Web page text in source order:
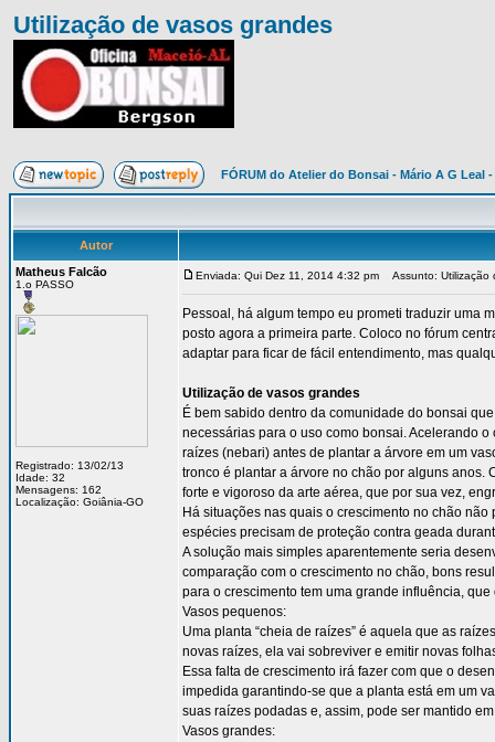
Utilização de vasos grandes
FÓRUM do Atelier do Bonsai - Mário A G Leal
Autor
Matheus Falcão
1.o PASSO
Registrado: 13/02/13
Idade: 32
Mensagens: 162
Localização: Goiânia-GO
Enviada: Qui Dez 11, 2014 4:32 pm Assunto: Utilização
Pessoal, há algum tempo eu prometi traduzir uma
posto agora a primeira parte. Coloco no fórum
adaptar para ficar de fácil entendimento, mas
Utilização de vasos grandes
É bem sabido dentro da comunidade do bonsai
necessárias para o uso como bonsai. Acelerando
raízes (nebari) antes de plantar a árvore em um
tronco é plantar a árvore no chão por alguns anos.
forte e vigoroso da arte aérea, que por sua vez,
Há situações nas quais o crescimento no chão
espécies precisam de proteção contra geada
A solução mais simples aparentemente seria
comparação com o crescimento no chão, bons
para o crescimento tem uma grande influência,
Vasos pequenos:
Uma planta “cheia de raízes” é aquela que as
novas raízes, ela vai sobreviver e emitir novas
Essa falta de crescimento irá fazer com que o
impedida garantindo-se que a planta está em um
suas raízes podadas e, assim, pode ser mantido
Vasos grandes: